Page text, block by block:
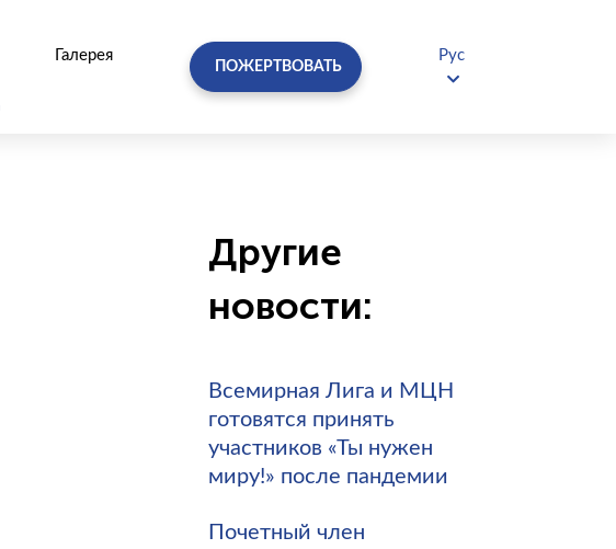
Галерея
ПОЖЕРТВОВАТЬ
Рус
Другие
новости:
Всемирная Лига и МЦН
готовятся принять
участников «Ты нужен
миру!» после пандемии
Почетный член